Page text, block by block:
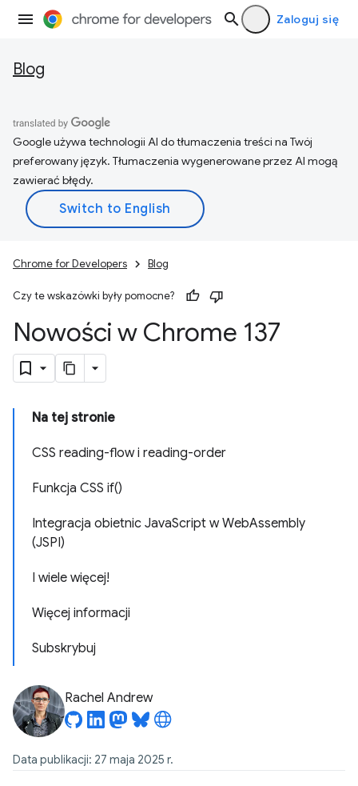
Zaloguj się
Blog
Google używa technologii AI do tłumaczenia treści na Twój
preferowany język. Tłumaczenia wygenerowane przez AI mogą
zawierać błędy.
Chrome for Developers Blog
Czy te wskazówki były pomocne?
Nowości w Chrome 137
Na tej stronie
CSS reading-flow i reading-order
Funkcja CSS if()
Integracja obietnic JavaScript w WebAssembly
(JSPI)
I wiele więcej!
Więcej informacji
Subskrybuj
Rachel Andrew
Data publikacji: 27 maja 2025 r.